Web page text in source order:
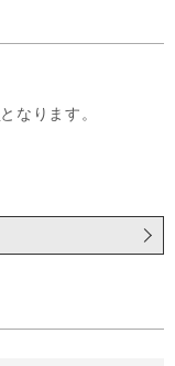
となります。